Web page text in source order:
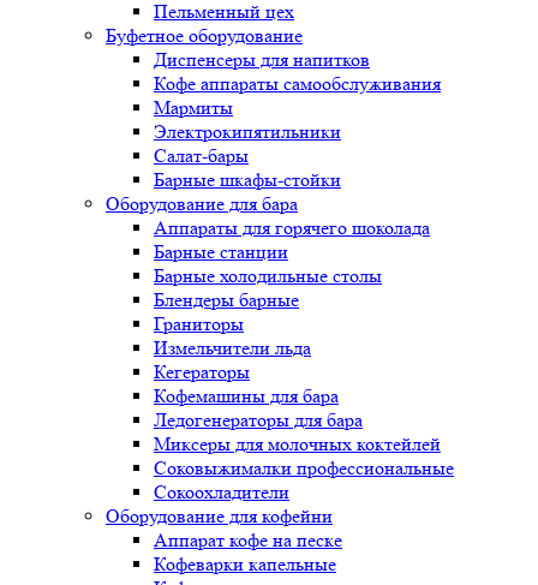
Пельменный цех
Буфетное оборудование
Диспенсеры для напитков
Кофе аппараты самообслуживания
Мармиты
Электрокипятильники
Cалат-бары
Барные шкафы-стойки
Оборудование для бара
Аппараты для горячего шоколада
Барные станции
Барные холодильные столы
Блендеры барные
Граниторы
Измельчители льда
Кегераторы
Кофемашины для бара
Ледогенераторы для бара
Миксеры для молочных коктейлей
Соковыжималки профессиональные
Сокоохладители
Оборудование для кофейни
Аппарат кофе на песке
Кофеварки капельные